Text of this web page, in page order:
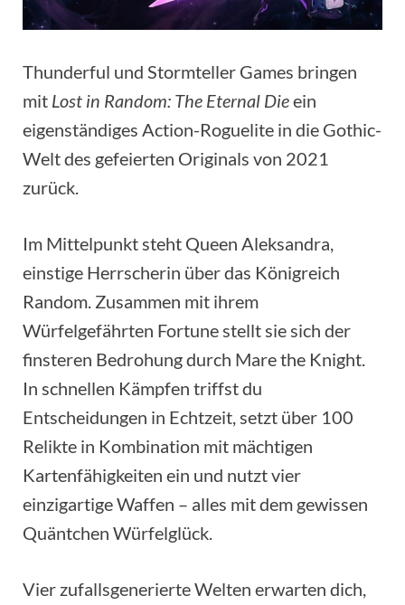
Thunderful und Stormteller Games bringen
mit Lost in Random: The Eternal Dieein
eigenständiges Action-Roguelite in die Gothic-
Welt des gefeierten Originals von 2021
zurück.
Im Mittelpunkt steht Queen Aleksandra,
einstige Herrscherin über das Königreich
Random. Zusammen mit ihrem
Würfelgefährten Fortune stellt sie sich der
finsteren Bedrohung durch Mare the Knight.
In schnellen Kämpfen triffst du
Entscheidungen in Echtzeit, setzt über 100
Relikte in Kombination mit mächtigen
Kartenfähigkeiten ein und nutzt vier
einzigartige Waffen – alles mit dem gewissen
Quäntchen Würfelglück.
Vier zufallsgenerierte Welten erwarten dich,